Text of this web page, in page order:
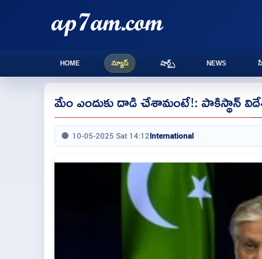
HOME న్యూస్ షార్ట్స్ NEWS
మేం ఎందుకు దాడి చేశామంటే!: పాకిస్థాన్
10-05-2025 Sat 14:12International